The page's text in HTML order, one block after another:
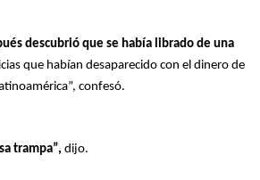
descubrió que se había librado de una
que habían desaparecido con el dinero de
confesó.
trampa”, dijo.